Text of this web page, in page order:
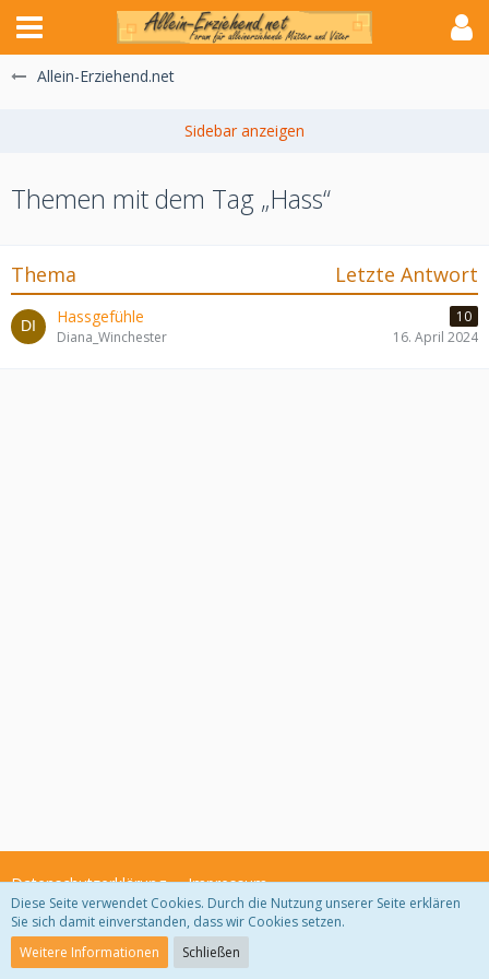
Allein-Erziehend.net
Themen mit dem Tag „Hass“
Thema Letzte Antwort
Hassgefühle
10
Diana_Winchester
16. April 2024
Datenschutzerklärung Impressum
Community-Software:
Diese Seite verwendet Cookies. Durch die Nutzung unserer Seite erklären
Sie sich damit einverstanden, dass wir Cookies setzen.
Weitere Informationen
Schließen